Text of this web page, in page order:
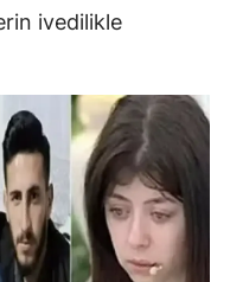
ivedilikle